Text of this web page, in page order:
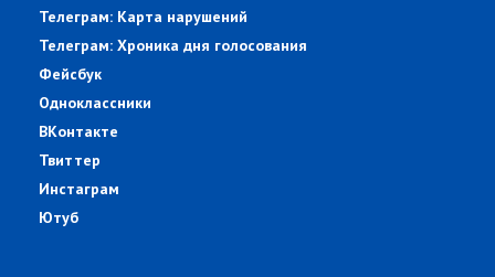
Телеграм: Карта нарушений
Телеграм: Хроника дня голосования
Фейсбук
Одноклассники
ВКонтакте
Твиттер
Инстаграм
Ютуб